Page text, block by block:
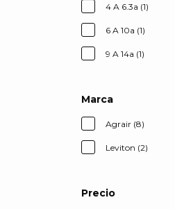
4 A 6.3a (1)
6 A 10a (1)
9 A 14a (1)
Marca
Agrair (8)
Leviton (2)
Precio